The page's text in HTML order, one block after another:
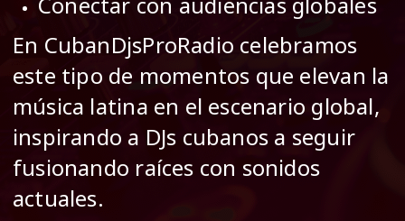
En CubanDjsProRadio celebramos
este tipo de momentos que elevan la
música latina en el escenario global,
inspirando a DJs cubanos a seguir
fusionando raíces con sonidos
actuales.